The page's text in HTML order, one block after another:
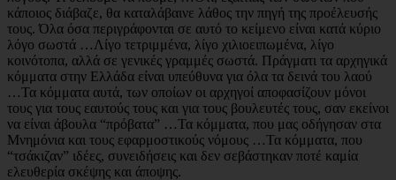
κάποιος διάβαζε, θα καταλάβαινε λάθος την πηγή της προέλευσής
τους. Όλα όσα περιγράφονται σε αυτό το κείμενο είναι κατά κύριο
λόγο σωστά …Λίγο τετριμμένα, λίγο χιλιοειπωμένα, λίγο
κοινότοπα, αλλά σε γενικές γραμμές σωστά. Πράγματι τα αρχηγικά
κόμματα στην Ελλάδα είναι υπεύθυνα για όλα τα δεινά του λαού
…Τα κόμματα αυτά, των οποίων οι αρχηγοί αποφασίζουν μόνοι
τους για τους εαυτούς τους και για τους βουλευτές τους, σαν εκείνοι
να είναι άβουλα “πρόβατα” …Τα κόμματα, που μας οδήγησαν στα
Μνημόνια και τους εφαρμοστικούς νόμους …Τα κόμματα, που
“τσάκιζαν” ιδέες, συνειδήσεις και δεν σεβάστηκαν ποτέ καμία
ελευθερία σκέψης και άποψης.